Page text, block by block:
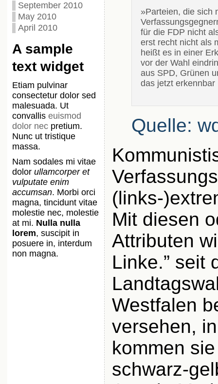
September 2010
May 2010
April 2010
A sample
text widget
Etiam pulvinar
consectetur dolor sed
malesuada. Ut
convallis euismod
dolor nec pretium.
Nunc ut tristique
massa.
Nam sodales mi vitae
dolor ullamcorper et
vulputate enim
accumsan. Morbi orci
magna, tincidunt vitae
molestie nec, molestie
at mi. Nulla nulla
lorem, suscipit in
posuere in, interdum
non magna.
»Parteien, die sich
für die FDP nicht
erst recht nicht als
heißt es in einer
vor der Wahl
aus SPD, Grünen
das jetzt
Quelle:
(links-
Mit diesen
Attributen
Linke.” seit
Westfalen
versehen,
kommen
schwarz-